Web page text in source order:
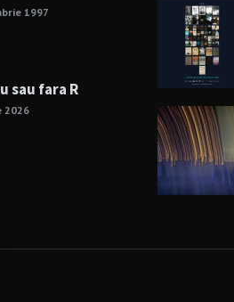
1997
sau fara R
2026